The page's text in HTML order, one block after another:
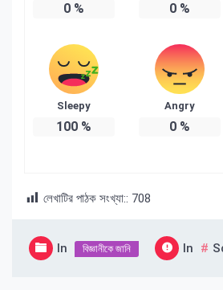
0% 0%
Sleepy
100%
Angry
0%
লেখাটির পাঠক সংখ্যা:: 708
In বিজ্ঞানীকে জানি In